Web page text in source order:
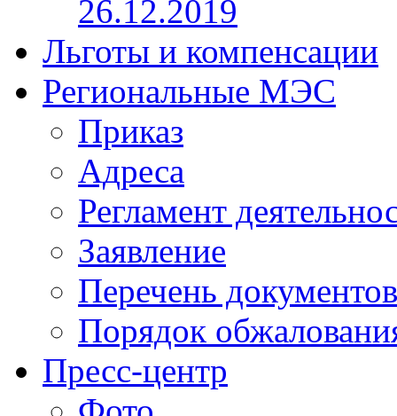
26.12.2019
Льготы и компенсации
Региональные МЭС
Приказ
Адреса
Регламент
Заявление
Перечень документов
Порядок
Пресс-центр